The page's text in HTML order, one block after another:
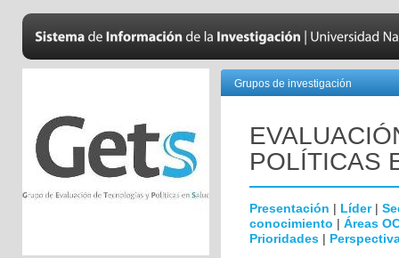
Grupos de investigación
POLÍTICAS
Presentación | Líder|
conocimiento | Áreas
Prioridades |